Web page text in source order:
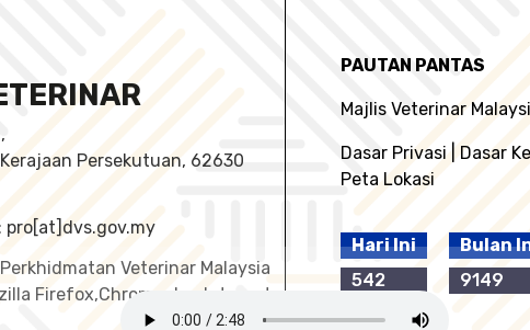
Persekutuan, 62630
pro[at]dvs.gov.my
Veterinar Malaysia
Firefox,Chrome dan Internet
PAUTAN PANTAS
Majlis Veterinar
Dasar Privasi Dasar
Peta Lokasi
Hari Ini
542
Bulan
9149